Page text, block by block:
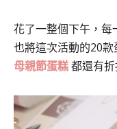
花了一整個下午，每
也將這次活動的20
母親節蛋糕都還有折